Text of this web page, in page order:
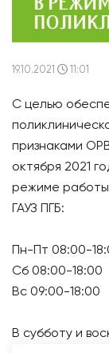
19.10.2021 11:01
С целью
признаками
октября 2021
режиме работы
ГАУЗ ПГБ:
Пн-Пт 08:00-
Сб 08:00-18:00
Вс 09:00-18:00
В субботу и